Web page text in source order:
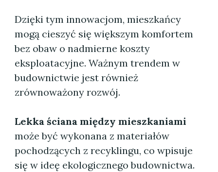
Dzięki tym innowacjom, mieszkańcy
mogą cieszyć się większym komfortem
bez obaw o nadmierne koszty
eksploatacyjne. Ważnym trendem w
budownictwie jest również
zrównoważony rozwój.
Lekka ściana między mieszkaniami
może być wykonana z materiałów
pochodzących z recyklingu, co wpisuje
się w ideę ekologicznego budownictwa.